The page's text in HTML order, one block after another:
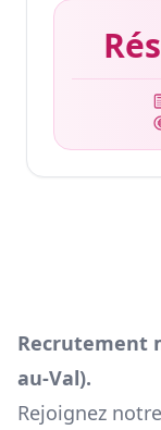
Recrutement
au-Val).
Rejoignez